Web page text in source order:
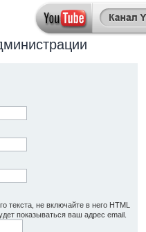
текста, не включайте в него HTML
показываться ваш адрес email.